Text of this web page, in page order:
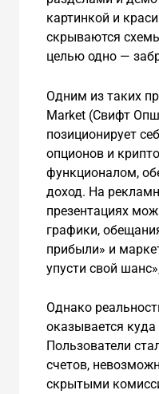
картинкой и
скрываются
целью одно —
Одним из таких
Market (Свифт
позиционирует
опционов и
функционалом,
доход. На
презентациях
графики,
прибыли» и
упусти свой
Однако
оказывается
Пользователи
счетов,
скрытыми